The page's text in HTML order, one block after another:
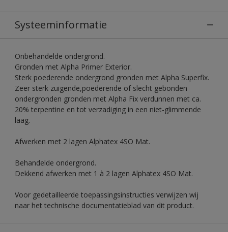
Systeeminformatie
Onbehandelde ondergrond.
Gronden met Alpha Primer Exterior.
Sterk poederende ondergrond gronden met Alpha Superfix.
Zeer sterk zuigende,poederende of slecht gebonden
ondergronden gronden met Alpha Fix verdunnen met ca.
20% terpentine en tot verzadiging in een niet-glimmende
laag.
Afwerken met 2 lagen Alphatex 4SO Mat.
Behandelde ondergrond.
Dekkend afwerken met 1 à 2 lagen Alphatex 4SO Mat.
Voor gedetailleerde toepassingsinstructies verwijzen wij
naar het technische documentatieblad van dit product.